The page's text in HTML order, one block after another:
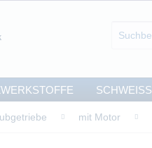
mit Motor